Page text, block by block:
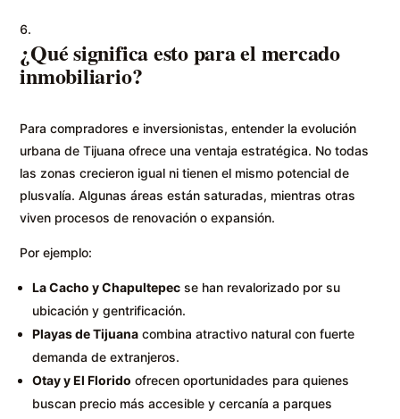
¿Qué significa esto para el mercado
inmobiliario?
Para compradores e inversionistas, entender la evolución
urbana de Tijuana ofrece una ventaja estratégica. No todas
las zonas crecieron igual ni tienen el mismo potencial de
plusvalía. Algunas áreas están saturadas, mientras otras
viven procesos de renovación o expansión.
Por ejemplo:
La Cacho y Chapultepec se han revalorizado por su
ubicación y gentrificación.
Playas de Tijuana combina atractivo natural con fuerte
demanda de extranjeros.
Otay y El Florido ofrecen oportunidades para quienes
buscan precio más accesible y cercanía a parques